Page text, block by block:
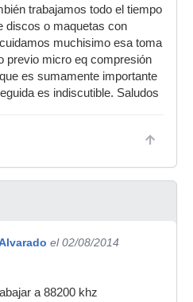
trabajamos todo el tiempo
discos o maquetas con
muchisimo esa toma
previo micro eq compresión
es sumamente importante
es indiscutible. Saludos
el 02/08/2014
a 88200 khz